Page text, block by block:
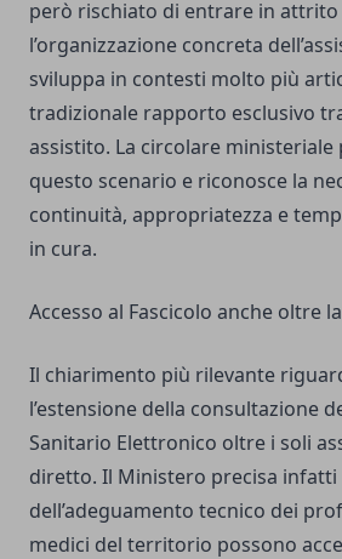
però rischiato di entrare in attrito
l’organizzazione concreta
sviluppa in contesti molto più
tradizionale rapporto esclusivo
assistito. La circolare
questo scenario e riconosce la
continuità, appropriatezza e
in cura.
Accesso al Fascicolo anche oltre
Il chiarimento più rilevante
l’estensione della consultazione
Sanitario Elettronico oltre i soli
diretto. Il Ministero precisa infatti
dell’adeguamento tecnico dei
medici del territorio possono